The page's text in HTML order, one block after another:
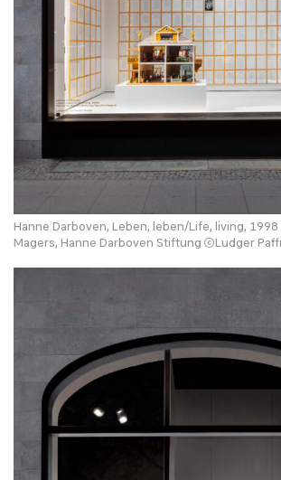
Hanne Darboven, Leben, leben/Life, living,
Magers, Hanne Darboven Stiftung ⓒLudger